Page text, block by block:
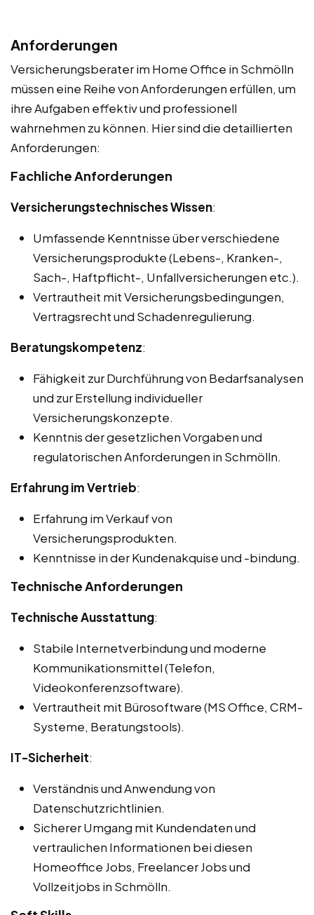
Anforderungen
Versicherungsberater im Home Office in Schmölln
müssen eine Reihe von Anforderungen erfüllen, um
ihre Aufgaben effektiv und professionell
wahrnehmen zu können. Hier sind die detaillierten
Anforderungen:
Fachliche Anforderungen
Versicherungstechnisches Wissen:
Umfassende Kenntnisse über verschiedene
Versicherungsprodukte (Lebens-, Kranken-,
Sach-, Haftpflicht-, Unfallversicherungen etc.).
Vertrautheit mit Versicherungsbedingungen,
Vertragsrecht und Schadenregulierung.
Beratungskompetenz:
Fähigkeit zur Durchführung von Bedarfsanalysen
und zur Erstellung individueller
Versicherungskonzepte.
Kenntnis der gesetzlichen Vorgaben und
regulatorischen Anforderungen in Schmölln.
Erfahrung im Vertrieb:
Erfahrung im Verkauf von
Versicherungsprodukten.
Kenntnisse in der Kundenakquise und -bindung.
Technische Anforderungen
Technische Ausstattung:
Stabile Internetverbindung und moderne
Kommunikationsmittel (Telefon,
Videokonferenzsoftware).
Vertrautheit mit Bürosoftware (MS Office, CRM-
Systeme, Beratungstools).
IT-Sicherheit:
Verständnis und Anwendung von
Datenschutzrichtlinien.
Sicherer Umgang mit Kundendaten und
vertraulichen Informationen bei diesen
Homeoffice Jobs, Freelancer Jobs und
Vollzeitjobs in Schmölln.